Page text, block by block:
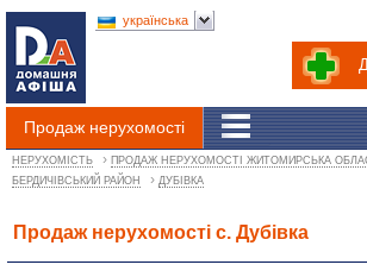
Продаж нерухомості
українська
НЕРУХОМІСТЬ › ПРОДАЖ НЕРУХОМОСТІ ЖИТОМИРСЬКА
БЕРДИЧІВСЬКИЙ РАЙОН › ДУБІВКА
Продаж нерухомості с. Дубівка